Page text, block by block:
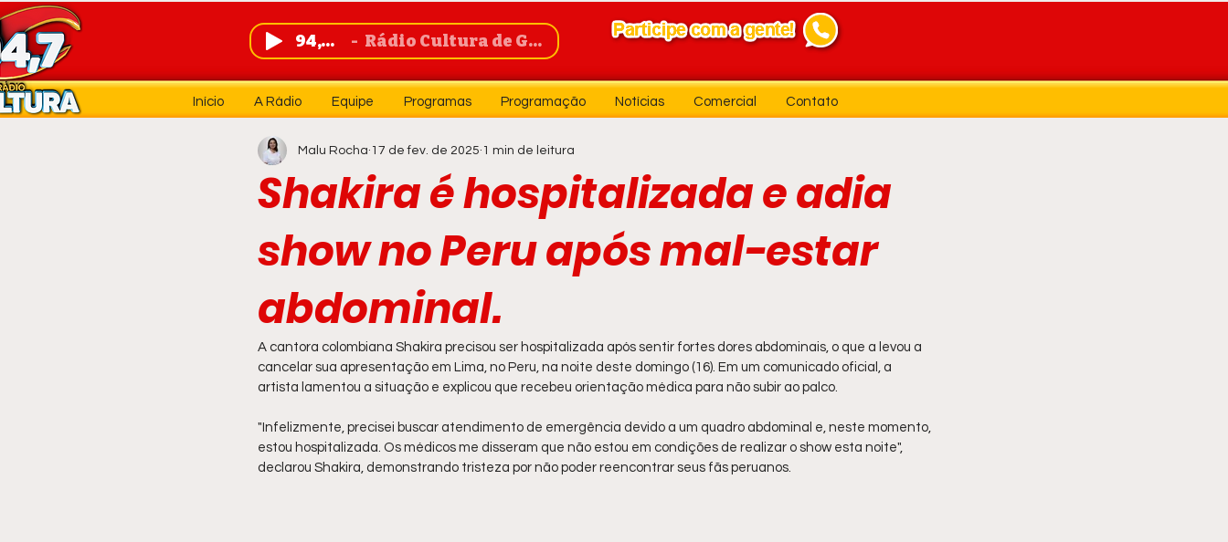
94,7 FM Rádio Cultura de Guanambi
Início A Rádio Equipe Programas Programação Notícias Comercial Contato
Shakira é hospitalizada e adia
show no Peru após mal-estar
abdominal.
Malu Rocha 17 de fev. de 2025 1 min de leitura
A cantora colombiana Shakira precisou ser hospitalizada após sentir fortes dores abdominais, o que a levou a
cancelar sua apresentação em Lima, no Peru, na noite deste domingo (16). Em um comunicado oficial, a
artista lamentou a situação e explicou que recebeu orientação médica para não subir ao palco.
"Infelizmente, precisei buscar atendimento de emergência devido a um quadro abdominal e, neste momento,
estou hospitalizada. Os médicos me disseram que não estou em condições de realizar o show esta noite",
declarou Shakira, demonstrando tristeza por não poder reencontrar seus fãs peruanos.